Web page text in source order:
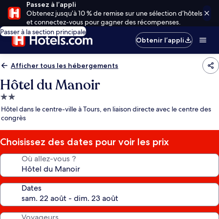
Passez à l’appli
Obtenez jusqu’à 10 % de remise sur une sélection d’hôtels
et connectez-vous pour gagner des récompenses.
Passer à la section principale
Obtenir l’appli
Afficher tous les hébergements
Hôtel du Manoir
Hébergement
2.0 étoiles
Hôtel dans le centre-ville à Tours, en liaison directe avec le centre des
congrès
Choisissez des dates pour voir les prix
Où allez-vous ?
Dates